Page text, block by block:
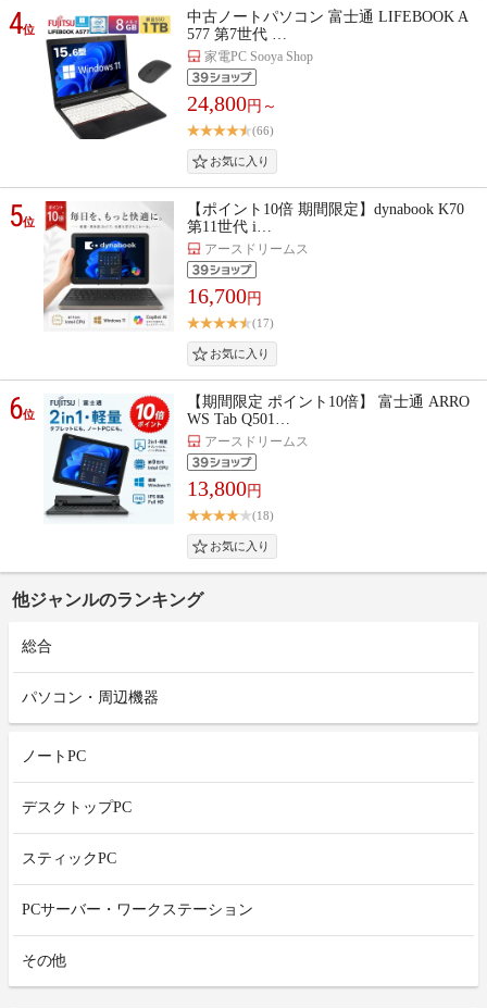
4位
中古ノートパソコン 富士通 LIFEBOOK A
577 第7世代 …
家電PC Sooya Shop
24,800円～
(66)
5位
【ポイント10倍 期間限定】dynabook K70
第11世代 i…
アースドリームス
16,700円
(17)
6位
【期間限定 ポイント10倍】 富士通 ARRO
WS Tab Q501…
アースドリームス
13,800円
(18)
他ジャンルのランキング
総合
パソコン・周辺機器
ノートPC
デスクトップPC
スティックPC
PCサーバー・ワークステーション
その他